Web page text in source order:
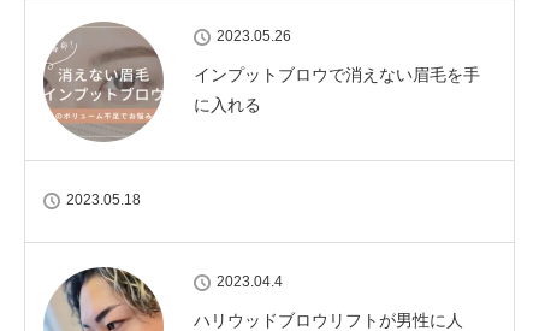
2023.05.26
インプットブロウで消えない眉毛を手
に入れる
2023.05.18
2023.04.4
ハリウッドブロウリフトが男性に人